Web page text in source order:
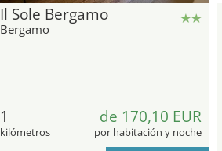
Il Sole Bergamo
Bergamo
1
kilómetros
de 170,10 EUR
por habitación y noche